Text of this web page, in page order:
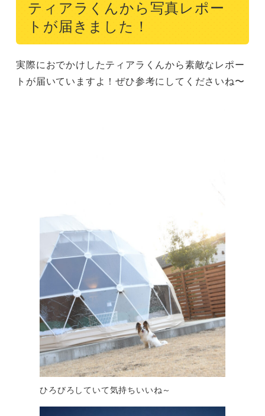
ティアラくんから写真レポー
トが届きました！
実際におでかけしたティアラくんから素敵なレポー
トが届いていますよ！ぜひ参考にしてくださいね〜
ひろびろしていて気持ちいいね～